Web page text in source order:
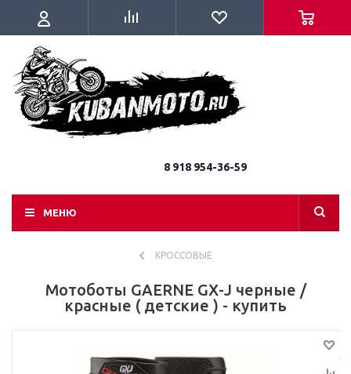
8 918 954-36-59
МЕНЮ
КРОССОВЫЕ
Мотоботы GAERNE GX-J черные /
красные ( детские ) - купить